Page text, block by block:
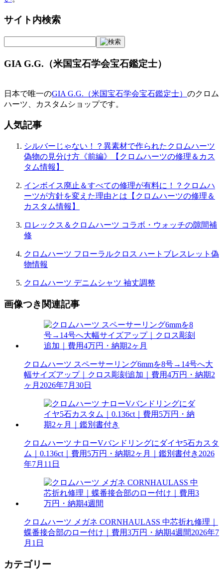
サイト内検索
GIA G.G.（米国宝石学会宝石鑑定士）
日本で唯一のGIA G.G.（米国宝石学会宝石鑑定士） のクロム
ハーツ、カスタムショップです。
人気記事
シルバーじゃない！？異素材で作られたクロムハーツ
偽物の見分け方《前編》【クロムハーツの修理＆カス
タム情報】
インボイス廃止＆すべての修理が有料に！？クロムハ
ーツが方針を変えた理由とは【クロムハーツの修理＆
カスタム情報】
ロレックス＆クロムハーツ コラボ・ウォッチの隙間補
修
クロムハーツ フローラルクロス ハートブレスレット偽
物情報
クロムハーツ デニムシャツ 袖丈調整
画像つき関連記事
クロムハーツ スペーサーリング6mmを8号→14号へ大
幅サイズアップ｜クロス彫刻追加｜費用4万円・納期2
ヶ月 2026年7月30日
クロムハーツ ナローVバンドリングにダイヤ5石カスタ
ム｜0.136ct｜費用5万円・納期2ヶ月｜鑑別書付き2026
年7月11日
クロムハーツ メガネ CORNHAULASS 中芯折れ修理｜
蝶番接合部のロー付け｜費用3万円・納期4週間2026年7
月1日
カテゴリー